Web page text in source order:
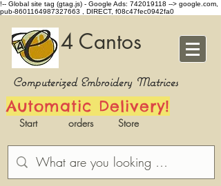
!-- Global site tag (gtag.js) - Google Ads: 742019118 --> google.com,
pub-8601164987327663 , DIRECT, f08c47fec0942fa0
4 Cantos
Computerized Embroidery Matrices
Automatic Delivery!
Start orders Store